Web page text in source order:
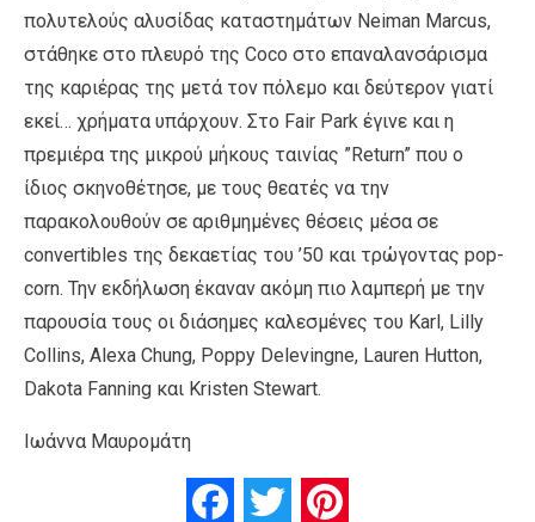
πολυτελούς αλυσίδας καταστημάτων Neiman Marcus,
στάθηκε στο πλευρό της Coco στο επαναλανσάρισμα
της καριέρας της μετά τον πόλεμο και δεύτερον γιατί
εκεί… χρήματα υπάρχουν. Στο Fair Park έγινε και η
πρεμιέρα της μικρού μήκους ταινίας ”Return” που o
ίδιος σκηνοθέτησε, με τους θεατές να την
παρακολουθούν σε αριθμημένες θέσεις μέσα σε
convertibles της δεκαετίας του ’50 και τρώγοντας pop-
corn. Την εκδήλωση έκαναν ακόμη πιο λαμπερή με την
παρουσία τους οι διάσημες καλεσμένες του Karl, Lilly
Collins, Alexa Chung, Poppy Delevingne, Lauren Hutton,
Dakota Fanning και Κristen Stewart.
Ιωάννα Μαυρομάτη
FacebookTwitter